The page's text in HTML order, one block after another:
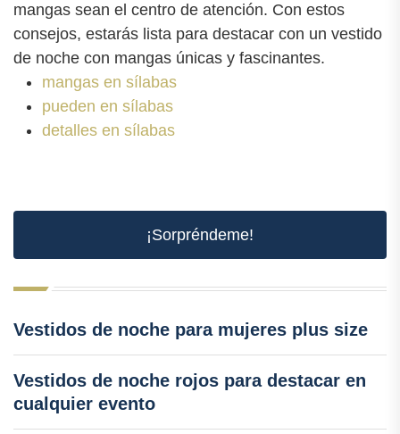
mangas sean el centro de atención. Con estos
consejos, estarás lista para destacar con un vestido
de noche con mangas únicas y fascinantes.
mangas en sílabas
pueden en sílabas
detalles en sílabas
¡Sorpréndeme!
Vestidos de noche para mujeres plus size
Vestidos de noche rojos para destacar en
cualquier evento